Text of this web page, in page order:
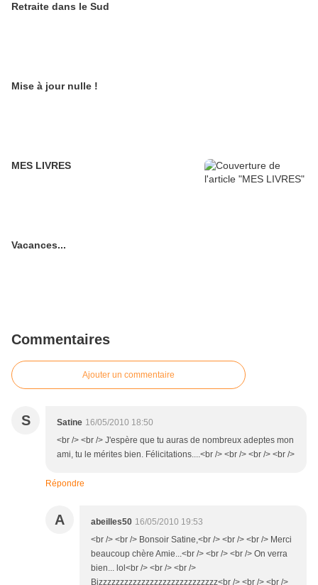
Retraite dans le Sud
Mise à jour nulle !
MES LIVRES
Vacances...
Commentaires
Ajouter un commentaire
S Satine 16/05/2010 18:50
<br /> <br /> J'espère que tu auras de nombreux adeptes mon
ami, tu le mérites bien. Félicitations....<br /> <br /> <br /> <br />
Répondre
A abeilles50 16/05/2010 19:53
<br /> <br /> Bonsoir Satine,<br /> <br /> <br /> Merci
beaucoup chère Amie...<br /> <br /> <br /> On verra
bien... lol<br /> <br /> <br />
Bizzzzzzzzzzzzzzzzzzzzzzzzzzzz<br /> <br /> <br />